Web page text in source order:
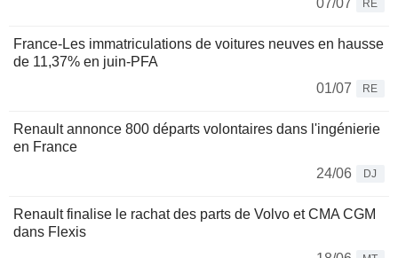
07/07
RE
France-Les immatriculations de voitures neuves en hausse
de 11,37% en juin-PFA
01/07
RE
Renault annonce 800 départs volontaires dans l'ingénierie
en France
24/06
DJ
Renault finalise le rachat des parts de Volvo et CMA CGM
dans Flexis